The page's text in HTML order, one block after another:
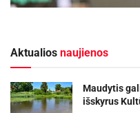
Aktualios naujienos
Maudytis
išskyrus